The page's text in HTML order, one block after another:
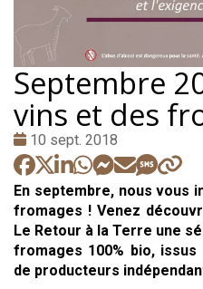
Septembre
vins et des
Date
:
10 sept. 2018
En septembre, nous vous
fromages ! Venez
Le Retour à la Terre une
fromages 100% bio,
de producteurs